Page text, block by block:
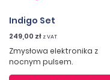
Indigo Set
249,00 zł z VAT
Zmysłowa elektronika z
nocnym pulsem.